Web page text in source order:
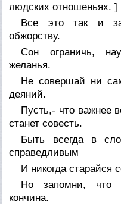
людских отношеньях. ]
Все это так и
обжорству.
Сон ограничь,
желанья.
Не совершай ни
деяний.
Пусть,- что важнее
станет совесть.
Быть всегда в
справедливым
И никогда старайся
Но запомни, что
кончина.